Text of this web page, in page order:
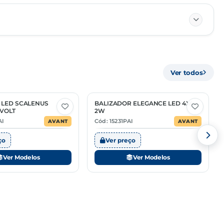
—
—
Ver todos
SCALENUS
AVANT
Ver Modelos
2 Opções
BALIZADOR ELEGANCE LED 4X4
2W
Cód: 15231PAI AVANT
Ver preço
Ver Modelos